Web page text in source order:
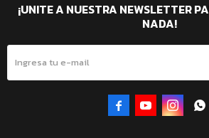
¡UNITE A NUESTRA NEWSLETTER
NADA!
   